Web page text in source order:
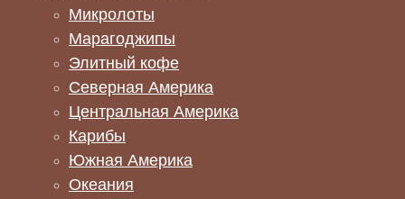
Микролоты
Марагоджипы
Элитный кофе
Северная Америка
Центральная Америка
Карибы
Южная Америка
Океания